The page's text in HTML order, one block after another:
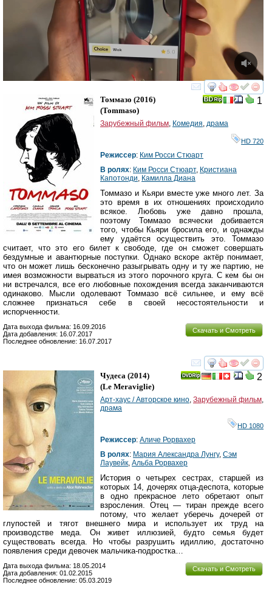
смотреть
1
Томмазо (2016)
(Tommaso)
Зарубежный фильм, Комедия, драма
HD 720
Режиссер: Ким Росси Стюарт
В ролях: Ким Росси Стюарт, Кристиана
Капотонди, Камилла Диана
Томмазо и Кьяри вместе уже много лет. За
это время в их отношениях происходило
всякое. Любовь уже давно прошла,
поэтому Томмазо всячески добивается
того, чтобы Кьяри бросила его, и однажды
ему удаётся осуществить это. Томмазо
считает, что это его билет к свободе, где он сможет совершать
бездумные и авантюрные поступки. Однако вскоре актёр понимает,
что он может лишь бесконечно разыгрывать одну и ту же партию, не
имея возможности вырваться из этого порочного круга. С кем бы он
ни встречался, все его любовные похождения всегда заканчиваются
одинаково. Мысли одолевают Томмазо всё сильнее, и ему всё
сложнее признаться себе в своей несостоятельности и
испорченности.
Скачать и Смотреть
Дата выхода фильма: 16.09.2016
Дата добавления: 16.07.2017
Последнее обновление: 16.07.2017
смотреть
2
Чудеса (2014)
(Le Meraviglie)
Арт-хаус / Авторское кино, Зарубежный фильм,
драма
HD 1080
Режиссер: Аличе Рорвахер
В ролях: Мария Александра Лунгу, Сэм
Лаувейк, Альба Рорвахер
История о четырех сестрах, старшей из
которых 14, дочерях отца-деспота, которые
в одно прекрасное лето обретают опыт
взросления. Отец — тиран прежде всего
потому, что желает уберечь дочерей от
глупостей и тягот внешнего мира и использует их труд на
производстве меда. Он живет иллюзией, будто семья будет
существовать всегда. Но чтобы разрушить идиллию, достаточно
появления среди девочек мальчика-подростка…
Скачать и Смотреть
Дата выхода фильма: 18.05.2014
Дата добавления: 01.02.2015
Последнее обновление: 05.03.2019